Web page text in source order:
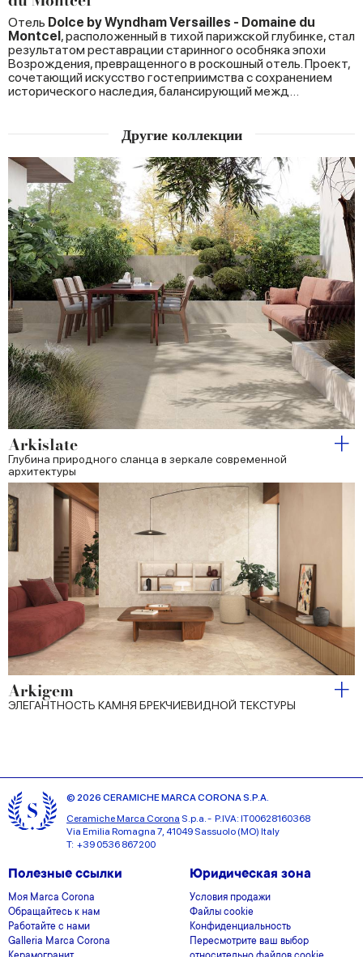
Отель Dolce by Wyndham Versailles - Domaine du
Montcel, расположенный в тихой парижской глубинке, стал
результатом реставрации старинного особняка эпохи
Возрождения, превращенного в роскошный отель. Проект,
сочетающий искусство гостеприимства с сохранением
исторического наследия, балансирующий межд…
Другие коллекции
Arkislate
Глубина природного сланца в зеркале современной
архитектуры
Arkigem
ЭЛЕГАНТНОСТЬ КАМНЯ БРЕКЧИЕВИДНОЙ ТЕКСТУРЫ
© 2026 CERAMICHE MARCA CORONA S.P.A.
Ceramiche Marca Corona S.p.a. - P.IVA: IT00628160368
Via Emilia Romagna 7, 41049 Sassuolo (MO) Italy
T: +39 0536 867200
Полезные ссылки
Моя Marca Corona
Обращайтесь к нам
Работайте с нами
Galleria Marca Corona
Юридическая зона
Условия продажи
Файлы cookie
Конфиденциальность
Пересмотрите ваш выбор